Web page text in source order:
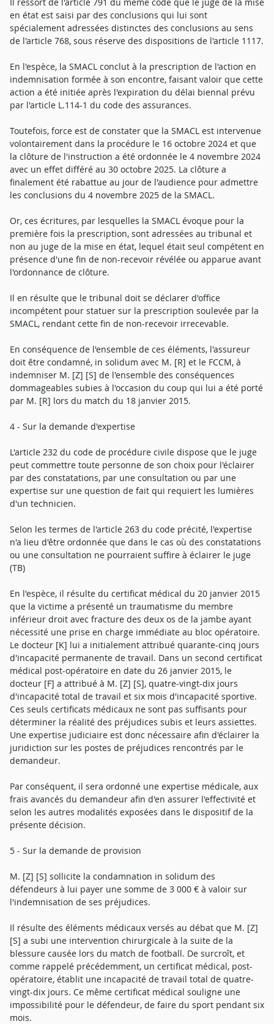
en état est saisi par des conclusions qui lui sont
spécialement adressées distinctes des conclusions au sens
de l'article 768, sous réserve des dispositions de l'article 1117.
En l'espèce, la SMACL conclut à la prescription de l'action en
indemnisation formée à son encontre, faisant valoir que cette
action a été initiée après l'expiration du délai biennal prévu
par l'article L.114-1 du code des assurances.
Toutefois, force est de constater que la SMACL est intervenue
volontairement dans la procédure le 16 octobre 2024 et que
la clôture de l'instruction a été ordonnée le 4 novembre 2024
avec un effet différé au 30 octobre 2025. La clôture a
finalement été rabattue au jour de l'audience pour admettre
les conclusions du 4 novembre 2025 de la SMACL.
Or, ces écritures, par lesquelles la SMACL évoque pour la
première fois la prescription, sont adressées au tribunal et
non au juge de la mise en état, lequel était seul compétent en
présence d'une fin de non-recevoir révélée ou apparue avant
l'ordonnance de clôture.
Il en résulte que le tribunal doit se déclarer d'office
incompétent pour statuer sur la prescription soulevée par la
SMACL, rendant cette fin de non-recevoir irrecevable.
En conséquence de l'ensemble de ces éléments, l'assureur
doit être condamné, in solidum avec M. [R] et le FCCM, à
indemniser M. [Z] [S] de l'ensemble des conséquences
dommageables subies à l'occasion du coup qui lui a été porté
par M. [R] lors du match du 18 janvier 2015.
4 - Sur la demande d'expertise
L'article 232 du code de procédure civile dispose que le juge
peut commettre toute personne de son choix pour l'éclairer
par des constatations, par une consultation ou par une
expertise sur une question de fait qui requiert les lumières
d'un technicien.
Selon les termes de l'article 263 du code précité, l'expertise
n'a lieu d'être ordonnée que dans le cas où des constatations
ou une consultation ne pourraient suffire à éclairer le juge
(TB)
En l'espèce, il résulte du certificat médical du 20 janvier 2015
que la victime a présenté un traumatisme du membre
inférieur droit avec fracture des deux os de la jambe ayant
nécessité une prise en charge immédiate au bloc opératoire.
Le docteur [K] lui a initialement attribué quarante-cinq jours
d'incapacité permanente de travail. Dans un second certificat
médical post-opératoire en date du 26 janvier 2015, le
docteur [F] a attribué à M. [Z] [S], quatre-vingt-dix jours
d'incapacité total de travail et six mois d'incapacité sportive.
Ces seuls certificats médicaux ne sont pas suffisants pour
déterminer la réalité des préjudices subis et leurs assiettes.
Une expertise judiciaire est donc nécessaire afin d'éclairer la
juridiction sur les postes de préjudices rencontrés par le
demandeur.
Par conséquent, il sera ordonné une expertise médicale, aux
frais avancés du demandeur afin d'en assurer l'effectivité et
selon les autres modalités exposées dans le dispositif de la
présente décision.
5 - Sur la demande de provision
M. [Z] [S] sollicite la condamnation in solidum des
défendeurs à lui payer une somme de 3 000 € à valoir sur
l'indemnisation de ses préjudices.
Il résulte des éléments médicaux versés au débat que M. [Z]
[S] a subi une intervention chirurgicale à la suite de la
blessure causée lors du match de football. De surcroît, et
comme rappelé précédemment, un certificat médical, post-
opératoire, établit une incapacité de travail total de quatre-
vingt-dix jours. Ce même certificat médical souligne une
impossibilité pour le défendeur, de faire du sport pendant six
mois.